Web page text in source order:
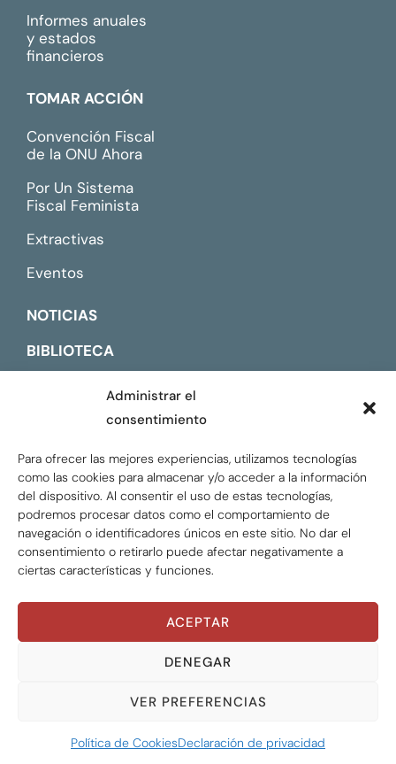
Administrar el
consentimiento
Para ofrecer las mejores experiencias, utilizamos tecnologías
como las cookies para almacenar y/o acceder a la información
del dispositivo. Al consentir el uso de estas tecnologías,
podremos procesar datos como el comportamiento de
navegación o identificadores únicos en este sitio. No dar el
consentimiento o retirarlo puede afectar negativamente a
ciertas características y funciones.
ACEPTAR
DENEGAR
VER PREFERENCIAS
Política de CookiesDeclaración de privacidad
Informes anuales
y estados
financieros
TOMAR ACCIÓN
Convención Fiscal
de la ONU Ahora
Por Un Sistema
Fiscal Feminista
Extractivas
Eventos
NOTICIAS
BIBLIOTECA
Global Tax Justice © 2026. Todos los derechos
Privacy policy